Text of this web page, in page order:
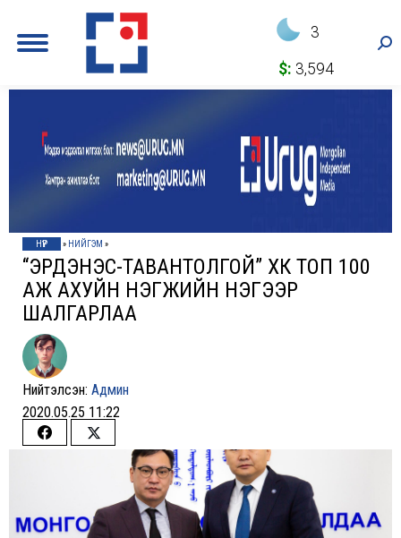
3
$: 3,594
НҮҮР » НИЙГЭМ »
“ЭРДЭНЭС-ТАВАНТОЛГОЙ” ХК ТОП 100
АЖ АХУЙН НЭГЖИЙН НЭГЭЭР
ШАЛГАРЛАА
Нийтэлсэн: Админ
2020.05.25 11:22
Share
Share
Twitter